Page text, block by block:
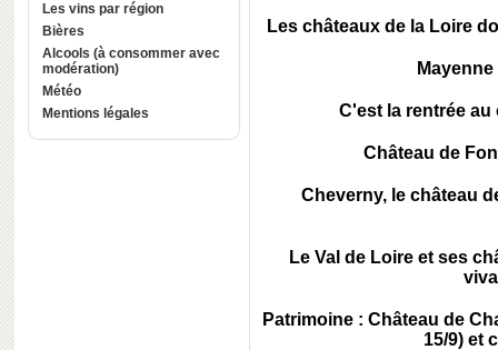
Les vins par région
Bières
Alcools (à consommer avec
modération)
Météo
Mentions légales
Les châteaux de la Loire
C'est la rentrée
Château de
Cheverny, le château
Le Val de Loire et ses
Patrimoine : Château de
15/9) et